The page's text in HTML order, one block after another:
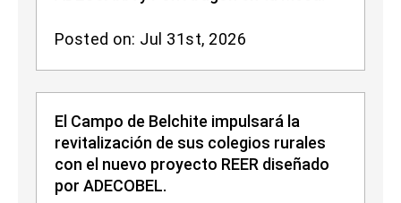
Posted on: Jul 31st, 2026
El Campo de Belchite impulsará la
revitalización de sus colegios rurales
con el nuevo proyecto REER diseñado
por ADECOBEL.